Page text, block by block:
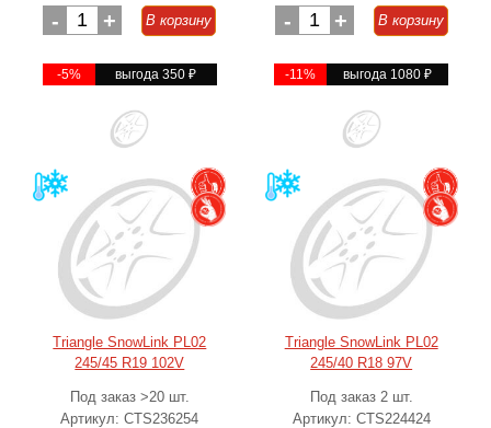
- 1 + В корзину
-5% выгода 350₽
- 1 + В корзину
-11% выгода 1080 ₽
Triangle SnowLink PL02
245/45 R19 102V
Под заказ >20 шт.
Артикул: CTS236254
Triangle SnowLink PL02
245/40 R18 97V
Под заказ 2 шт.
Артикул: CTS224424